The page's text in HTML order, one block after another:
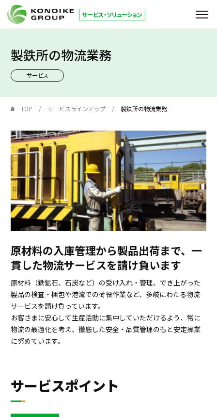
サービス・ソリューション
サービス
KONOIKEジャーナル
お役立ち情報
コーポレートサイト
JP EN お問い合わせ
製鉄所の物流業務
サービス
TOP サービスラインアップ 製鉄所の物流業務
原材料の入庫管理から製品出荷まで、一
貫した物流サービスを請け負います
原材料（鉄鉱石、石炭など）の受け入れ・管理、でき上がった
製品の検査・梱包や港湾での荷役作業など、多岐にわたる物流
サービスを請け負っています。
お客さまに安心して生産活動に集中していただけるよう、常に
物流の最適化を考え、徹底した安全・品質管理のもと安定操業
に努めています。
サービスポイント